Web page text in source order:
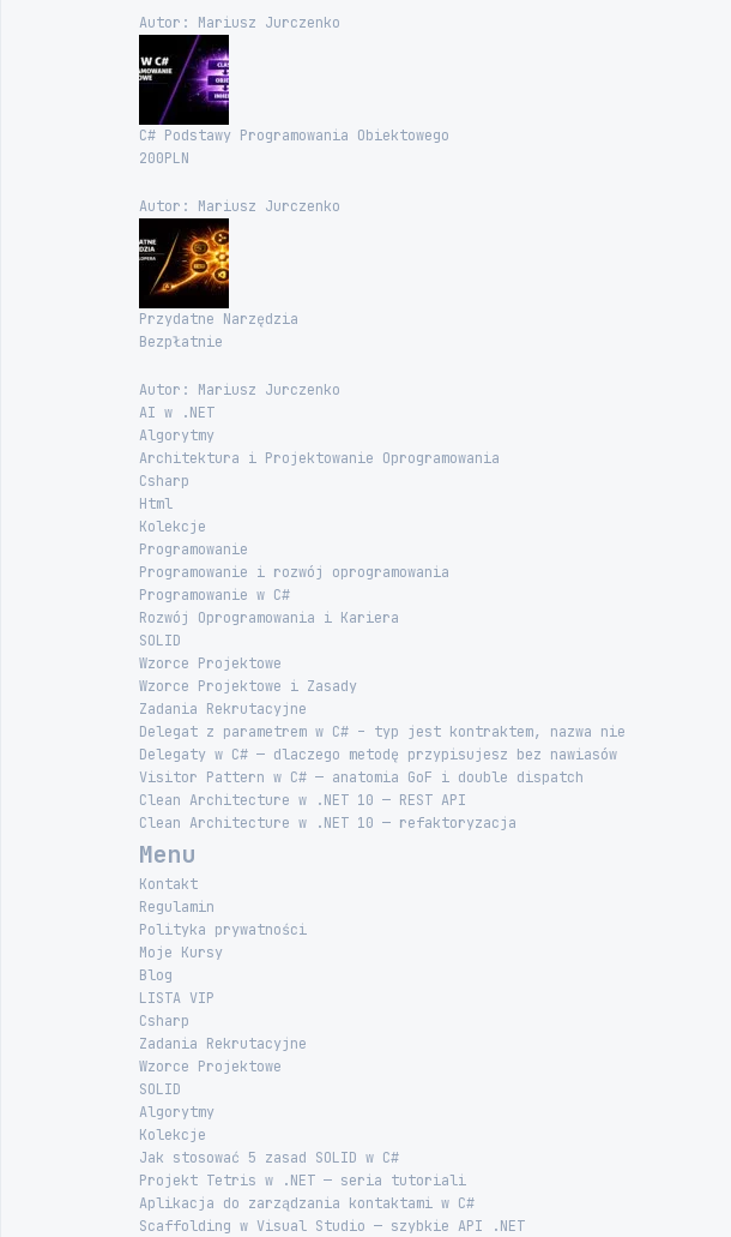
Autor: Mariusz Jurczenko
C# Podstawy Programowania Obiektowego
200PLN
Autor: Mariusz Jurczenko
Przydatne Narzędzia
Bezpłatnie
Autor: Mariusz Jurczenko
AI w .NET
Algorytmy
Architektura i Projektowanie Oprogramowania
Csharp
Html
Kolekcje
Programowanie
Programowanie i rozwój oprogramowania
Programowanie w C#
Rozwój Oprogramowania i Kariera
SOLID
Wzorce Projektowe
Wzorce Projektowe i Zasady
Zadania Rekrutacyjne
Delegat z parametrem w C# – typ jest kontraktem, nazwa nie
Delegaty w C# — dlaczego metodę przypisujesz bez nawiasów
Visitor Pattern w C# — anatomia GoF i double dispatch
Clean Architecture w .NET 10 — REST API
Clean Architecture w .NET 10 — refaktoryzacja
Menu
Kontakt
Regulamin
Polityka prywatności
Moje Kursy
Blog
LISTA VIP
Csharp
Zadania Rekrutacyjne
Wzorce Projektowe
SOLID
Algorytmy
Kolekcje
Jak stosować 5 zasad SOLID w C#
Projekt Tetris w .NET — seria tutoriali
Aplikacja do zarządzania kontaktami w C#
Scaffolding w Visual Studio — szybkie API .NET